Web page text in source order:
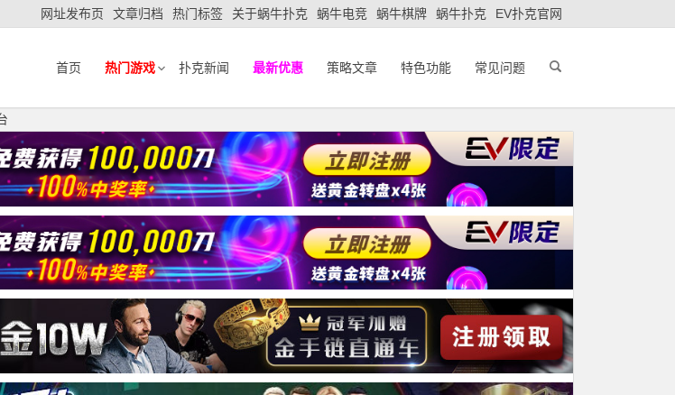
网址发布页 文章归档 热门标签 关于蜗牛扑克 蜗牛电竞 蜗牛棋牌 蜗牛扑克 EV扑克官网
首页 热门游戏 扑克新闻 最新优惠 策略文章 特色功能 常见问题